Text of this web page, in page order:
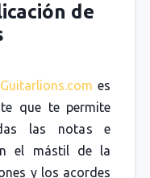
de
Guitarlions.com es
que te permite
las notas e
el mástil de la
y los acordes